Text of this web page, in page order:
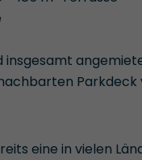
insgesamt
Parkdeck
eine in vielen